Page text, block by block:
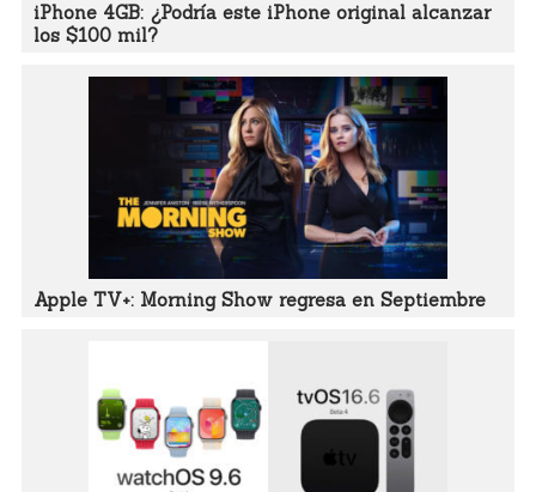
iPhone 4GB: ¿Podría este iPhone original alcanzar
los $100 mil?
Apple TV+: Morning Show regresa en Septiembre